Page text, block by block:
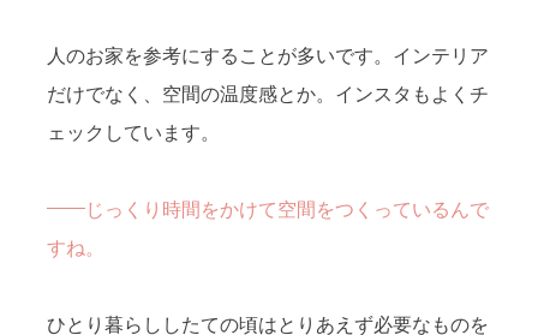
人のお家を参考にすることが多いです。インテリア
だけでなく、空間の温度感とか。インスタもよくチ
ェックしています。
じっくり時間をかけて空間をつくっているんで
すね。
ひとり暮らししたての頃はとりあえず必要なものを